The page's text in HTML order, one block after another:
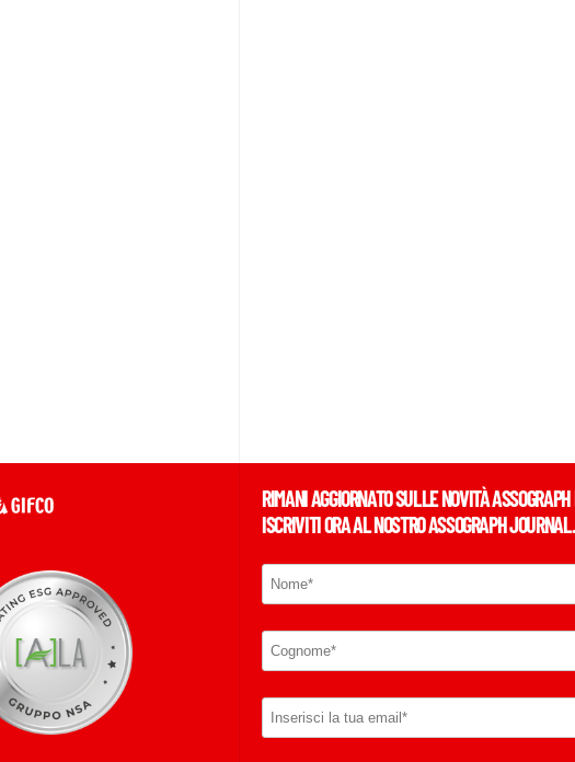
RIMANI AGGIORNATO SULLE NOVITÀ
ISCRIVITI ORA AL NOSTRO ASSOGRAPH JOURNAL.